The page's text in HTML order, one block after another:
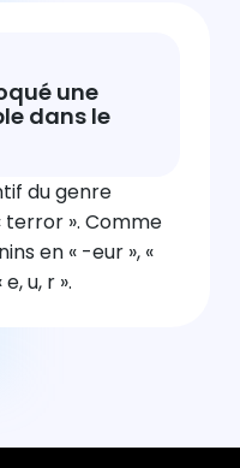
une
dans le
du genre
terror ». Comme
en « -eur », «
u, r ».